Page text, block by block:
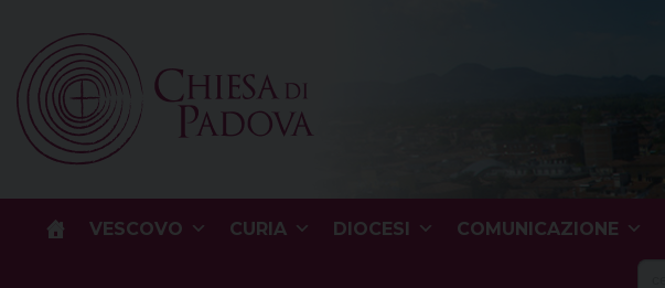
content
VESCOVO CURIA DIOCESI COMUNICAZIONE